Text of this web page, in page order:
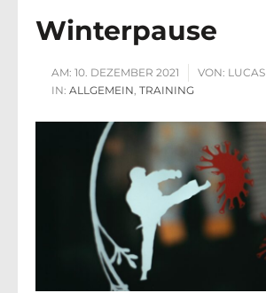
Winterpause
AM: 10. DEZEMBER 2021 VON: LUCAS
IN: ALLGEMEIN, TRAINING